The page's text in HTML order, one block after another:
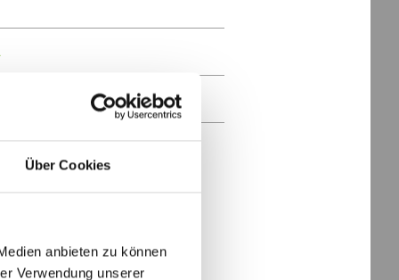
Über Cookies
anbieten zu können
Verwendung unserer